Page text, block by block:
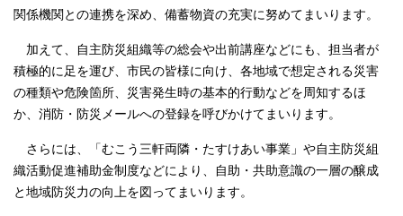
関係機関との連携を深め、備蓄物資の充実に努めてまいります。
加えて、自主防災組織等の総会や出前講座などにも、担当者が
積極的に足を運び、市民の皆様に向け、各地域で想定される災害
の種類や危険箇所、災害発生時の基本的行動などを周知するほ
か、消防・防災メールへの登録を呼びかけてまいります。
さらには、「むこう三軒両隣・たすけあい事業」や自主防災組
織活動促進補助金制度などにより、自助・共助意識の一層の醸成
と地域防災力の向上を図ってまいります。